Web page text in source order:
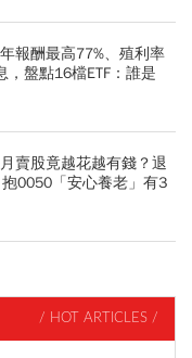
報酬最高77%、殖利率
，盤點16檔ETF：誰是
賣股竟越花越有錢？退
0050「安心養老」有3
/ HOT ARTICLES /